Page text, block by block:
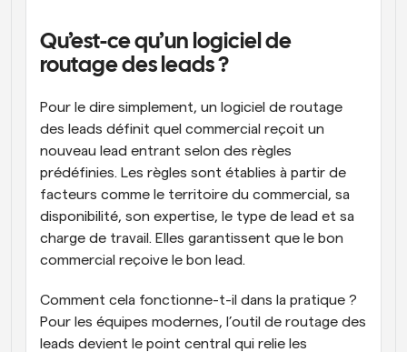
Qu’est-ce qu’un logiciel de
routage des leads ?
Pour le dire simplement, un logiciel de routage
des leads définit quel commercial reçoit un
nouveau lead entrant selon des règles
prédéfinies. Les règles sont établies à partir de
facteurs comme le territoire du commercial, sa
disponibilité, son expertise, le type de lead et sa
charge de travail. Elles garantissent que le bon
commercial reçoive le bon lead.
Comment cela fonctionne-t-il dans la pratique ?
Pour les équipes modernes, l’outil de routage des
leads devient le point central qui relie les